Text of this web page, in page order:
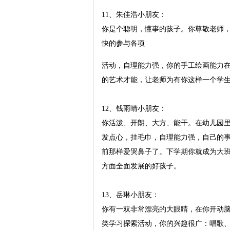
11、朱佳浩小朋友：
你是个聪明，懂事的孩子。你尊敬老师
快的参与各项
活动，自理能力强，你的手工绘画能力在这个学期有了明显的提高，希望你能在同伴面前大胆的展示你的艺术才能，让老师为有你这样一个学生而感到骄傲。

12、钱雨晴小朋友：
你活泼、开朗、大方、能干。在幼儿园里你对人有礼貌，和小伙伴友好相处，经常帮助老师为小朋友们发点心，挂毛巾，自理能力强，自己的事情都能自己做，在这个学期中我发现你变的坚强了，不再象以前那样爱哭鼻子了。下学期你就成为大班小朋友了，你可要在平时学习活动中多动动脑筋，争取成为各方面全面发展的好孩子。

13、岳琳小朋友：
你有一双非常漂亮的大眼睛，在你开动脑筋时它总是那么明亮。你在幼儿园中待人有礼貌，积极参加各类学习探索活动，你的兴趣很广：唱歌、跳舞、听故事、搭积木每样都是你的强项，你的自理能力也很棒，自己穿衣，自己吃饭，是个能干的孩子，希望你多和老师谈谈心，成为老师的好帮手。

14、丁铭小朋友：
你很有个性，这是老师对你的第一印象。你做每一件事都有你自己的主见，你很会表达你自己，在老师的眼中你是非常棒的。但你的身体情况让老师很担心，我希望你保重身体，每天都来幼儿园参加学习。在平时的各项活动中你很自律，能遵守班级的各项常规，希望你在生活自理上多多锻炼，成为班级中最棒的孩子。

15、郭成小朋友：
爱哭是我对你的第一印象，虎头虎脑的你实在不应该那么懦弱，其实你很棒，每天的各项活动中，我都能看见你高举的小手，每天在老师劳动时，你总是很主动的来帮忙，还记得那次的时装表演，你那神气的步伐，帅气的服装，可爱的笑容，令小朋友们非常羡慕。希望你在大班的学习生活中，能再接再厉，积极开动你的小脑筋，成为班级中最优秀的好孩子。

16、张炜拮小朋友：
你是个文静的小帅哥，你聪明、可爱、活泼、文明、守纪、自律，老师从没有遇到过你这样能干的孩子。虽然你平时话不多，但你对老师非常有礼貌，对同学你总是很谦让，每次评小红花，所有的同学都会推选你，你不仅得到老师的喜爱，更重要的是，你已经成为了同学学习的榜样。在今后我相信你会再接再厉，成为老师的好帮手。

17、杨宇小朋友：
你知道吗？你笑起来真的很可爱，虎头虎脑的你是个活泼、大方、热情的小朋友。在幼儿园里你礼貌、好学、我喜欢听见你回答问题时响亮的声音。你的自理能力很强，自己的事情都能很好的完成。而且你很热心，常常看见你帮助其他需要帮助的小朋友。你是一个很棒的孩子，如果你能在各项活动中，改正自己插嘴的坏习惯就更好了。

18、丁睿安小朋友：
你是一个聪明、活泼、可爱的小朋友。在幼儿园中常常能听到你那快乐的笑声。我特别喜欢你寻求问题答案时的那份执着，你是个很能干的孩子，生活习惯、自理能力都非常强，在学习方面你也是佼佼者。我希望你在今后的学习中能多多举手，主动的帮助那些需要帮助的同伴。

19、姜阳小朋友：
你太文静了，所以老师很少能听见你那甜美的声音。你也不喜欢表现自己，所以老师看不见你那优美的舞姿。其实你很能干，你很有礼貌，对待同伴非常谦让，你每天吃饭时的表现也很好，不讲话、不乱挑食，你少的就是你的自信心，。希望你进入大班后能积极举手发言，做一个自信自强、爱学习、爱动脑筋的小朋友。

20、吴雨冲小朋友：
你的数学能力很棒，所以你很爱学习，能较好的掌握各种知识内容，上课时你能积极举手发言，乐意参加各项游戏活动；尊敬老师，团结友爱。但你容易受其他小朋友的影响，学习活动中常常会看见你和同伴一起作做一些和学习无关的事，希望你在下学期中能改掉课堂中的不良习惯，好吗？

21、张娟小朋友：
可爱的你平时太文静、也太胆小了，每次老师看着你的时候，你马上就躲开，其实老师很喜欢你的，你上课遵守纪律，很乐意参加各项集体游戏活动；和小朋友能够友好的相处，尊敬师长；在吃饭、午睡的时候，你的表现也是很棒的。希望你能够在大班的学习生活中成为一个上课积极开动小脑、大胆举手发言、活泼大方的小姑娘。

22、施羽岭小朋友：
在我的眼中你永远都是一个乖巧、聪明、懂事的好孩子。我特别喜欢看你表演舞蹈，你的舞姿是那样的优美，让老师很骄傲；你的学习习惯很棒，所以你能很好的掌握各门学科的教学内容；在与同学相处时，你也能够很好的和伙伴合作；希望你进入大班后能变的勇敢、大胆些，成为老师的好帮手好吗？

23、王文储小朋友：
还记得你那次挽着姜圆圆的手，在舞台上表演的时候吗？那天你真的将所有的老师都迷倒了，我为你感到特别自豪。你在这个学期中的表现很出人意料，特别在学习上，你能认真、积极的参与每一次学习活动，数学方面有很大的提高。你很热心，常常能看见你主动的帮助其他小朋友。我希望你能坚持下去，相信你自己会成为老师最棒的学生。

24、徐文筠小朋友：
很喜欢看见你那甜美的笑容，不喜欢看你任性时的样子。在我的眼中你是一个聪明、活泼、可爱的小女孩。你讲文明、讲礼貌，和小伙伴们能友好的相处。学习习惯也不错，常常看见你那高举的小手，你在这个学期中有了很大的进步：做事不拖拉、上课不插嘴，爱劳动，讲卫生。希望你进入大班后，能改掉自己任性的习惯，成为同学学习的好榜样。

25、茆嘉文小朋友：
活泼、可爱的你。上课能遵守课堂纪律，不乱插嘴。对老师有礼貌，热爱集体，跟小朋友友好相处，乐意帮助有困难的同学，喜欢参加各项游戏活动。吃饭不乱挑食、偏食。午睡时的表现也很好。今年你比上学期进步了很多，希望你在数学方面能多多练习，成为各方面全面发展的好孩子。

26、徐文洁小朋友：
你是个可爱的女生，在幼儿园中你尊敬老师，待人有礼貌，能跟小朋友友好的相处。只是，你对学习不怎么感兴趣，有时会分散注意力。但你在这个学期中，绘画能力、表达能力、交往能力、自理能力都有了很大的提高。马上就要上大班了，希望你养成良好的学习习惯，主动的和老师、同伴多交往一下，改正自己以往的不良习惯。

27、欧阳继伟小朋友：
你很能干，每天都帮助老师收拾桌子，你很热心，小朋友们一有困难你就去帮忙，我知道你希望成为大家的好朋友，所以你要注意你自己的个人卫生。在这个学期中，你的表现是不错的，每次的学习活动你都很积极的参与，很主动的动脑筋。但有时你会与好朋友在课堂中打打闹闹。我希望你学会自律，成为老师的好帮手，同学的好朋友。

28、张臻小朋友：
你的活泼、大方是我最喜欢的地方。你能和小朋友合作完成各种实验，和小朋友共同讨论各种问题。待人有礼貌上课能认真听讲，遵守纪律；吃饭睡觉的表现也较好，你的数学、绘画方面在这个学期中也有了很大的提高。希望你在今后的学习生活中能更为主动积极些，成为老师的好帮手。

29、黄阳小朋友：
你在童话剧表演的时候最神气，你那响亮的声音，搞笑的动作，一看就知道你是个聪明，能干、大方的小男孩。在班级中你尊敬师长，集体荣誉感强，能和小伙伴友好相处。平时也能帮老师做些力所能及的事情，能积极参与各项游戏活动，希望你在学习活动中能积极的开动脑筋，成为同学学习的好榜样。

30、周悦小朋友：
“谢谢老师”是你常对老师说的话，我知道你很有礼貌，你也是个活泼可爱的小姑娘。在各项活动中你总是很遵守纪律，很乐意参加幼儿园的各项游戏活动，你也很能干，能尽职的做好小组长工作，我希望我认识的周悦，在大班的学习生活中能再接再厉，成为老师的好帮手，同学的好榜样。

31、梅毓小朋友：
你在老师的眼中是个聪明、活泼、有个性的小男孩。在班级中你尊敬老师，团结同伴，能高高兴兴地参加各种游戏活动。这学期中你最明显的进步，数学题目完成的特别出色，写数字的速度比以前快了好多。各项活动中举手的次数多了，喜欢和老师聊天了。我希望你能在今后的学习中，积极开动脑筋，改掉自己任性的坏习惯，好吗？

32、汤琼小朋友：
你是一位很善于表达的聪明女孩，今年我真为你感到骄傲，你的数学本领有了很大的提高，参加模特表演也特别出色。在班级中你热心助人，团结友爱。积极参加各种活动，最了不起的是你会认真写数字了。希望你在大班的学习生活中，努力进取，成为老师的好帮手，同学的好榜样。

34、陈浩添小朋友：
你平时虽然话不多，但我知道你是一个很有礼貌、聪明、活泼、热心的好孩子。这学期中我发现你长大了，懂事了，在各项活动中认真、积极，和同学相处友爱、团结。愿意帮助老师，同伴，数学、美术等方面有了很大的进步。如果你在音乐艺术活动中能大胆的表现自己，那就更好了。

35、徐汉琨小朋友：
你的活泼好动是我对你的第一印象，在班级中你尊敬师长，做事认真、你很爱干净，这是你的良好习惯，自我服务能力也较强，在各项活动中你都非常乐意参加。只可惜小手举的少了点。有时还会不小心损坏教室中的财物。我希望你提高自己的自控能力，学会自律，你将成为老师最值得骄傲的孩子。

36、韦威小朋友：
你是个聪明、可爱、勤劳的小男孩儿。这学期你的进步很明显，你上课认真、爱举手发言，能说出自己的想法。你爱帮助有困难的小朋友，喜欢做一些力所能及的事，希望韦威以后保持好的优点，做事再快一点，细心一点，平时多看看图书，多认识一些字宝宝。你一定会是最棒的！

37、张磊小朋友：
你是个活泼可爱的小男孩，这学期你的表现很棒，你懂礼貌，喜欢和小朋友一起玩耍，学习上你很认真，学会了许多的本领，你会念儿歌，认识了许多的汉字，吃饭、午睡的习惯也好。老师希望你以后能多做些数学题，加强生活自理能力，让自己变得更加聪明、能干。加油哦！

38、王臻小朋友：
你是个活泼、聪明又能干的